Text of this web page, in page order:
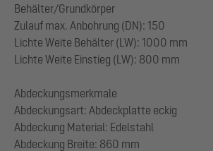
Behälter/Grundkörper
Zulauf max. Anbohrung (DN): 150
Lichte Weite Behälter (LW): 1000 mm
Lichte Weite Einstieg (LW): 800 mm
Abdeckungsmerkmale
Abdeckungsart: Abdeckplatte eckig
Abdeckung Material: Edelstahl
Abdeckung Breite: 860 mm